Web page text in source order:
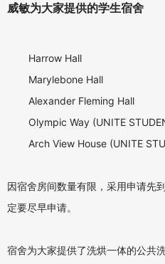
威敏为大家提供的学生宿舍
Harrow Hall
Marylebone Hall
Alexander Fleming Hall
Olympic Way (UNITE
Arch View House (UNITE
因宿舍房间数量有限，采用申请先
定要尽早申请。
宿舍为大家提供了洗烘一体的公共